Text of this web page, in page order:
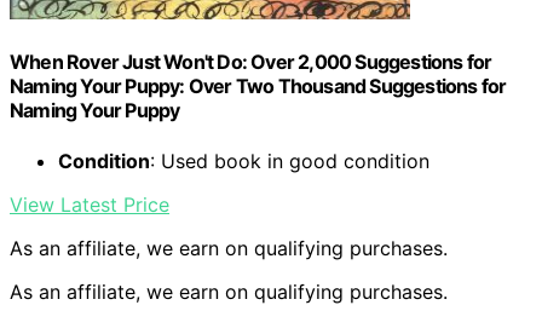
When Rover Just Won't Do: Over 2,000 Suggestions for
Naming Your Puppy: Over Two Thousand Suggestions for
Naming Your Puppy
Condition: Used book in good condition
View Latest Price
As an affiliate, we earn on qualifying purchases.
As an affiliate, we earn on qualifying purchases.